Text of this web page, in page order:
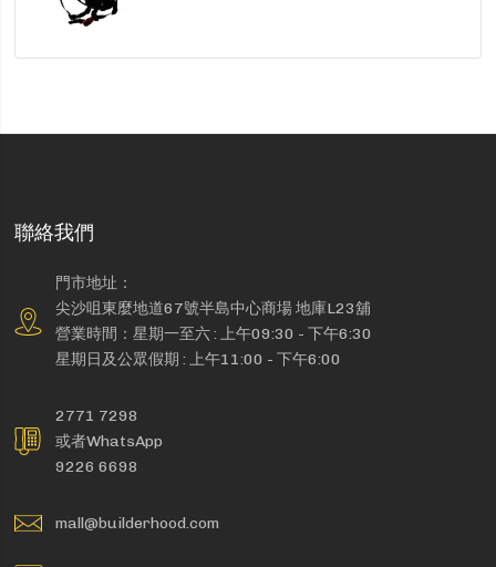
聯絡我們
門市地址：
尖沙咀東麼地道67號半島中心商場 地庫L23舖
營業時間：星期一至六 : 上午09:30 - 下午6:30
星期日及公眾假期 : 上午11:00 - 下午6:00
2771 7298
或者WhatsApp
9226 6698
mall@builderhood.com